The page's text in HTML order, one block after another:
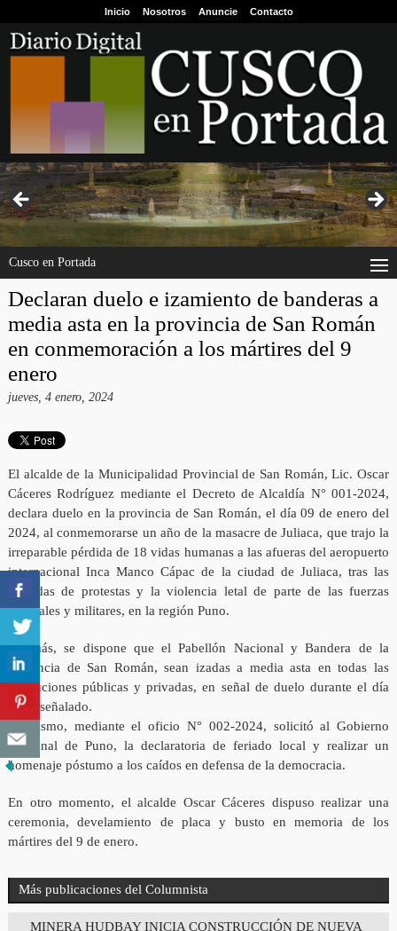
Inicio Nosotros Anuncie Contacto
Cusco en Portada
Declaran duelo e izamiento de banderas a
media asta en la provincia de San Román
en conmemoración a los mártires del 9
enero
jueves, 4 enero, 2024
El alcalde de la Municipalidad Provincial de San Román, Lic. Oscar
Cáceres Rodríguez mediante el Decreto de Alcaldía N° 001-2024,
declara duelo en la provincia de San Román, el día 09 de enero del
2024, al conmemorarse un año de la masacre de Juliaca, que trajo la
irreparable pérdida de 18 vidas humanas a las afueras del aeropuerto
internacional Inca Manco Cápac de la ciudad de Juliaca, tras las
jornadas de protestas y la violencia letal de parte de las fuerzas
policiales y militares, en la región Puno.
Además, se dispone que el Pabellón Nacional y Bandera de la
provincia de San Román, sean izadas a media asta en todas las
instituciones públicas y privadas, en señal de duelo durante el día
antes señalado.
Asimismo, mediante el oficio N° 002-2024, solicitó al Gobierno
Regional de Puno, la declaratoria de feriado local y realizar un
homenaje póstumo a los caídos en defensa de la democracia.
En otro momento, el alcalde Oscar Cáceres dispuso realizar una
ceremonia, develamiento de placa y busto en memoria de los
mártires del 9 de enero.
Más publicaciones del Columnista
MINERA HUDBAY INICIA CONSTRUCCIÓN DE NUEVA